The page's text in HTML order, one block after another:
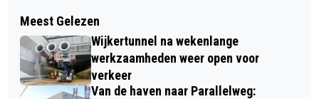
VIJF BOMEN GEKAPT IN
VOORBEREIDING WERKZAAMHEDEN
ALKMAARSEWEG
IJMOND DANSTALENT ‘ON THE MOVE’
IN KENNEMER THEATER
Meest Gelezen
Wijkertunnel na wekenlange
werkzaamheden weer open voor
verkeer
Van de haven naar Parallelweg: